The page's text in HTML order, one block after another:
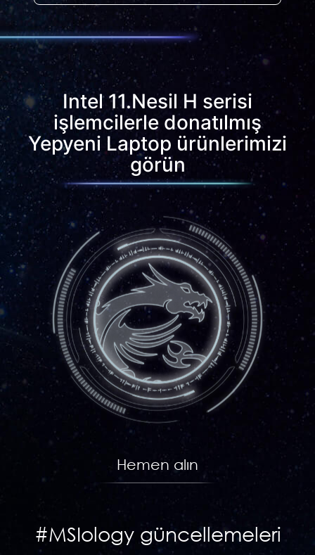
Intel 11.Nesil H serisi
işlemcilerle donatılmış
Yepyeni Laptop ürünlerimizi
görün
Hemen alın
#MSIology güncellemeleri